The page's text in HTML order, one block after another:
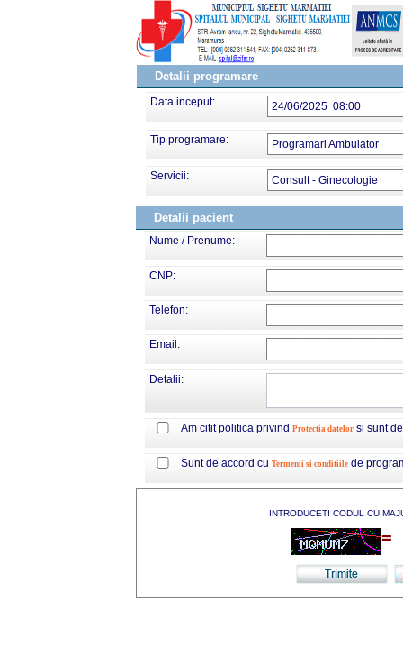
Detalii programare
Data inceput: 24/06/2025 08:00
Tip programare: Programari Ambulator
Servicii: Consult - Ginecologie
Detalii pacient
Nume / Prenume:
CNP:
Telefon:
Email:
Detalii:
Am citit politica privind Protectia datelor si sunt
Sunt de accord cu Termenii si conditiile de
INTRODUCETI CODUL CU
=